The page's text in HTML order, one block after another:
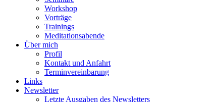
Workshop
Vorträge
Trainings
Meditationsabende
Über mich
Profil
Kontakt und Anfahrt
Terminvereinbarung
Links
Newsletter
Letzte Ausgaben des Newsletters